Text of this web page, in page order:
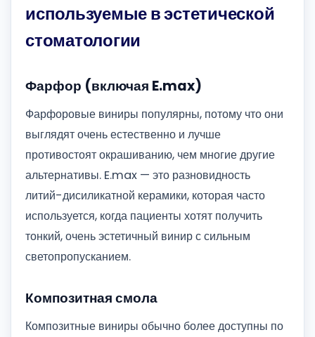
используемые в эстетической
стоматологии
Фарфор (включая E.max)
Фарфоровые виниры популярны, потому что они
выглядят очень естественно и лучше
противостоят окрашиванию, чем многие другие
альтернативы. E.max — это разновидность
литий-дисиликатной керамики, которая часто
используется, когда пациенты хотят получить
тонкий, очень эстетичный винир с сильным
светопропусканием.
Композитная смола
Композитные виниры обычно более доступны по